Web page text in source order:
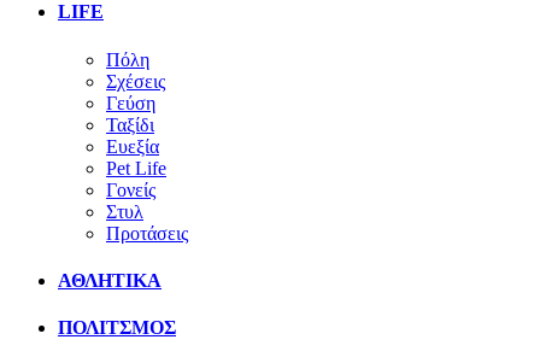
LIFE
Πόλη
Σχέσεις
Γεύση
Ταξίδι
Ευεξία
Pet Life
Γονείς
Στυλ
Προτάσεις
ΑΘΛΗΤΙΚΑ
ΠΟΛΙΤΣΜΟΣ